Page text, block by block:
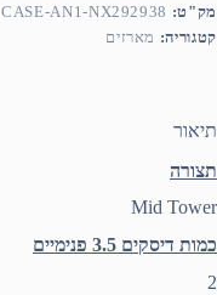
מק"ט: CASE-AN1-NX292938
קטגוריה: מארזים
תיאור
תצורה
Mid Tower
כמות דיסקים 3.5 פנימיים
2